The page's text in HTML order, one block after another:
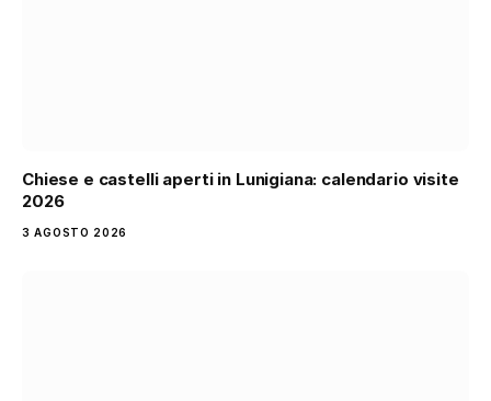
Chiese e castelli aperti in Lunigiana: calendario visite
2026
3 AGOSTO 2026